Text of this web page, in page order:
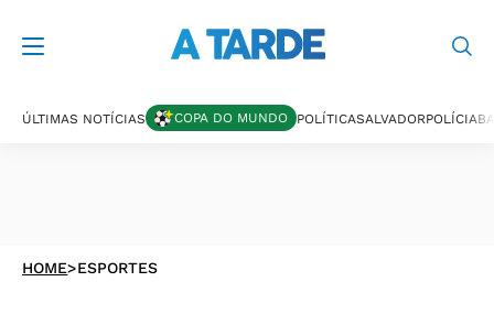
ÚLTIMAS NOTÍCIAS COPA DO MUNDO POLÍTICASALVADORPOLÍCIA
HOME>ESPORTES